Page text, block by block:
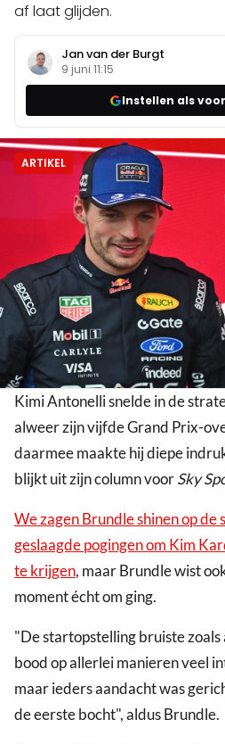
af laat glijden.
Jan van der Burgt
9 juni 11:15
Instellen als
ARTIKEL
Kimi Antonelli snelde in de
alweer zijn vijfde Grand Prix-
daarmee maakte hij diepe
blijkt uit zijn column voorSky
We zagen Brundle shinen op
geslaagde pogingen om Kim
te krijgen, maar Brundle wist
moment écht om ging.
"De startopstelling bruiste
bood op allerlei manieren veel
maar ieders aandacht was
de eerste bocht", aldus Brundle.